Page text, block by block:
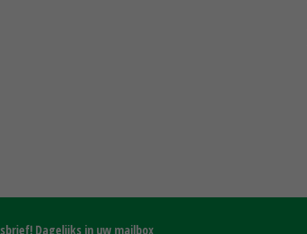
Dagelijks in uw mailbox